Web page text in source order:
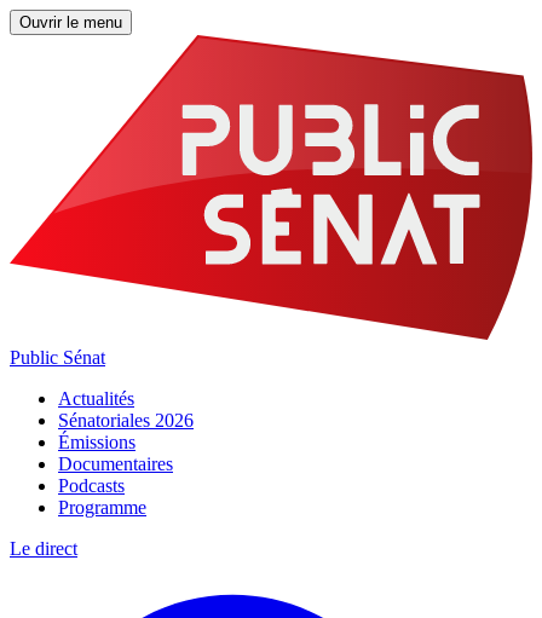
Ouvrir le menu
Public Sénat
Actualités
Sénatoriales 2026
Émissions
Documentaires
Podcasts
Programme
Le direct